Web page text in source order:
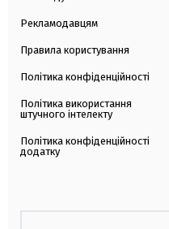
Рекламодавцям
Правила користування
Політика конфіденційності
Політика використання
штучного інтелекту
Політика конфіденційності
додатку